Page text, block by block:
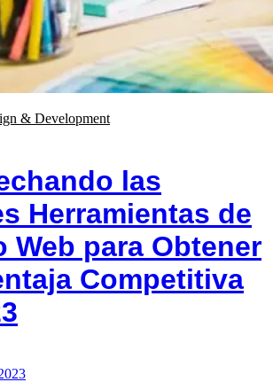
& Development
las
Herramientas de
Web para Obtener
Competitiva